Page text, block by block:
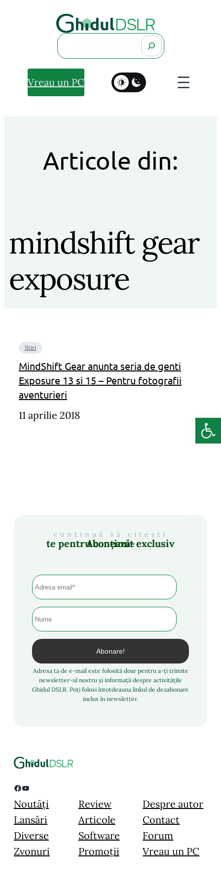
Search
Vreau un PC
Articole din:
mindshift gear
exposure
Stiri
MindShift Gear anunta seria de genti
Exposure 13 si 15 – Pentru fotografii
aventurieri
11 aprilie 2018
continuă să citești
Abonează-te pentru conținut exclusiv
Adresa ta de e-mail este folosită doar pentru a-ți trimite
newsletter-ul nostru și informații despre activitățile
Ghidul DSLR. Poți folosi întotdeauna linkul de dezabonare
inclus în newsletter.
Facebook YouTube
Noutăți
Lansări
Diverse
Zvonuri
Review
Articole
Software
Promoții
Despre autor
Contact
Forum
Vreau un PC